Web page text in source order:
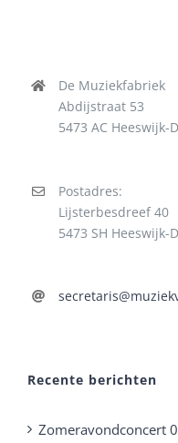
De Muziekfabriek
Abdijstraat 53
5473 AC Heeswijk-
Postadres:
Lijsterbesdreef 40
5473 SH Heeswijk-
Recente berichten
Zomeravondconcert